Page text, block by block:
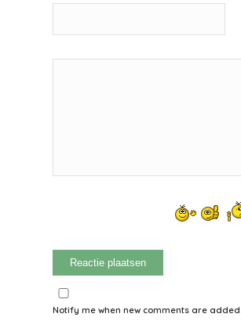
Notify me when new comments are added.